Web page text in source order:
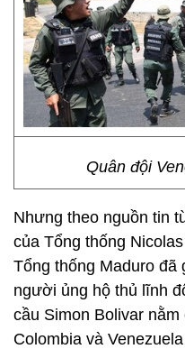
Quân đội
Nhưng theo nguồn tin
của Tổng thống
Tổng thống Maduro đã
người ủng hộ thủ lĩnh
cầu Simon Bolivar
Colombia và